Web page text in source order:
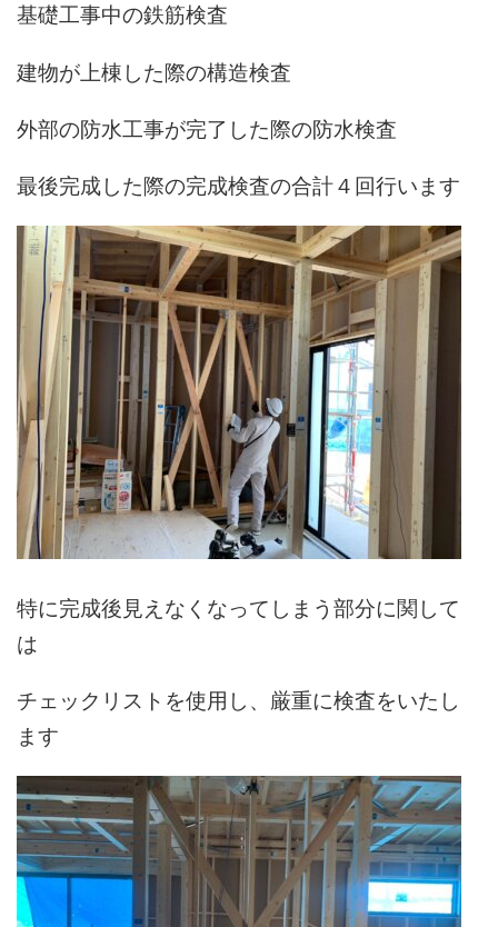
基礎工事中の鉄筋検査
建物が上棟した際の構造検査
外部の防水工事が完了した際の防水検査
最後完成した際の完成検査の合計４回行います
特に完成後見えなくなってしまう部分に関して
は
チェックリストを使用し、厳重に検査をいたし
ます